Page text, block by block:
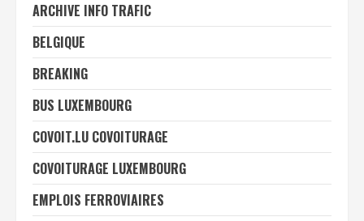
ARCHIVE INFO TRAFIC
BELGIQUE
BREAKING
BUS LUXEMBOURG
COVOIT.LU COVOITURAGE
COVOITURAGE LUXEMBOURG
EMPLOIS FERROVIAIRES